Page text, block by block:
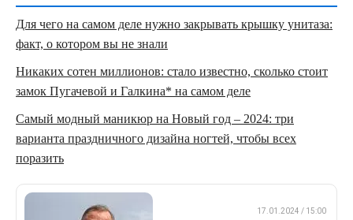
Для чего на самом деле нужно закрывать крышку унитаза:
факт, о котором вы не знали
Никаких сотен миллионов: стало известно, сколько стоит
замок Пугачевой и Галкина* на самом деле
Самый модный маникюр на Новый год – 2024: три
варианта праздничного дизайна ногтей, чтобы всех
поразить
17.01.2024 / 15:00